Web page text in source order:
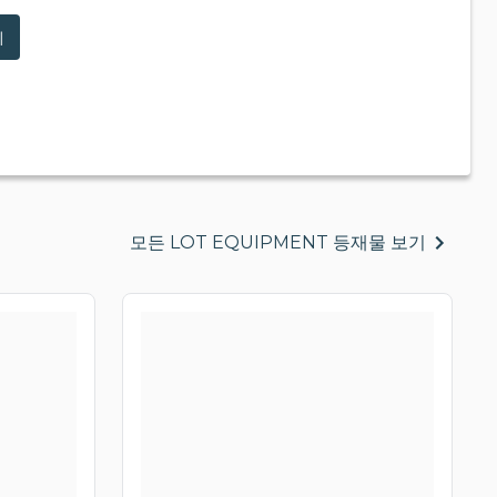
모든 LOT EQUIPMENT 등재물 보기